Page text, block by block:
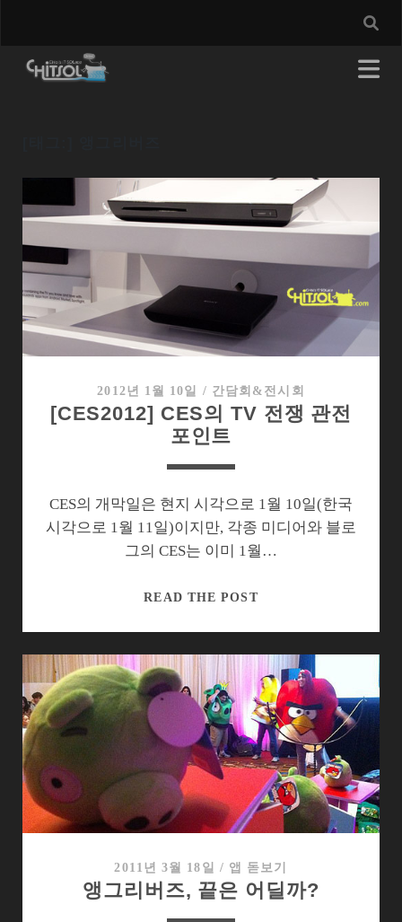
2012년 1월 10일 / 간담회&전시회
[CES2012] CES의 TV 전쟁 관전
포인트
CES의 개막일은 현지 시각으로 1월 10일(한국
시각으로 1월 11일)이지만, 각종 미디어와 블로
그의 CES는 이미 1월…
READ THE POST[CES2012]
TV
전
쟁
관
전
포
인
2011년 3월 18일 / 앱 돋보기
앵그리버즈, 끝은 어딜까?